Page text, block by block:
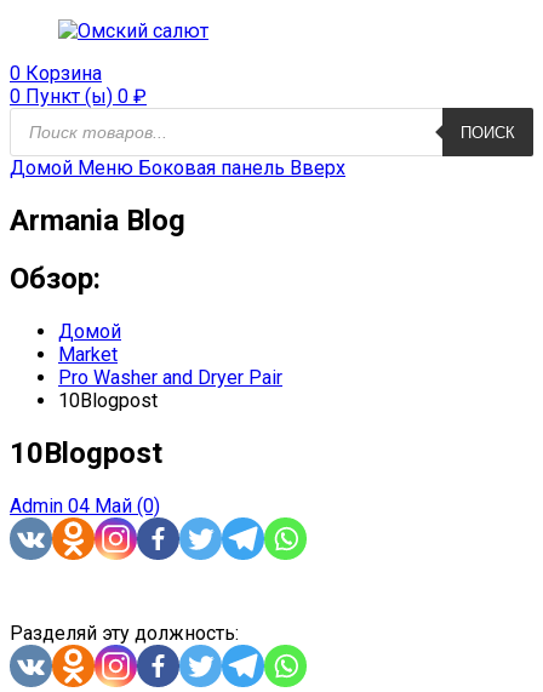
0 Корзина
0 Пункт (ы) 0 ₽
Поиск
продуктов
ПОИСК
Домой Меню Боковая панель Вверх
Armania Blog
Обзор:
Домой
Market
Pro Washer and Dryer Pair
10Blogpost
10Blogpost
Admin 04 Май (0)
Разделяй эту должность: